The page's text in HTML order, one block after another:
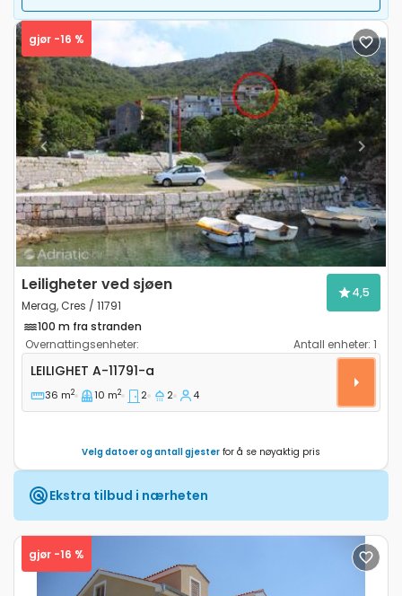
Previous Next
gjør -16 %
Leiligheter ved sjøen
Merag, Cres / 11791
4,5
100 m fra stranden
Overnattingsenheter:
Antall enheter: 1
Toroms leilighet Merag, Cres A-11791-a
LEILIGHET A-11791-a
36 m2 10 m2 2 2 4
Velg datoer og antall gjester for å se nøyaktig pris
Ekstra tilbud i nærheten
gjør -16 %